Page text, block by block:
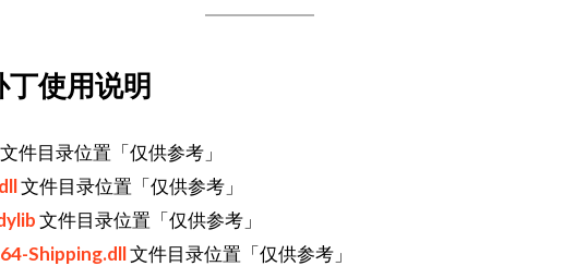
丁使用说明
件目录位置「仅供参考」
文件目录位置「仅供参考」
文件目录位置「仅供参考」
Shipping.dll文件目录位置「仅供参考」